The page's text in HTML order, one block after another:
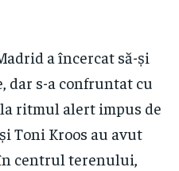
a încercat să-și
dar s-a confruntat cu
ritmul alert impus de
Toni Kroos au avut
centrul terenului,